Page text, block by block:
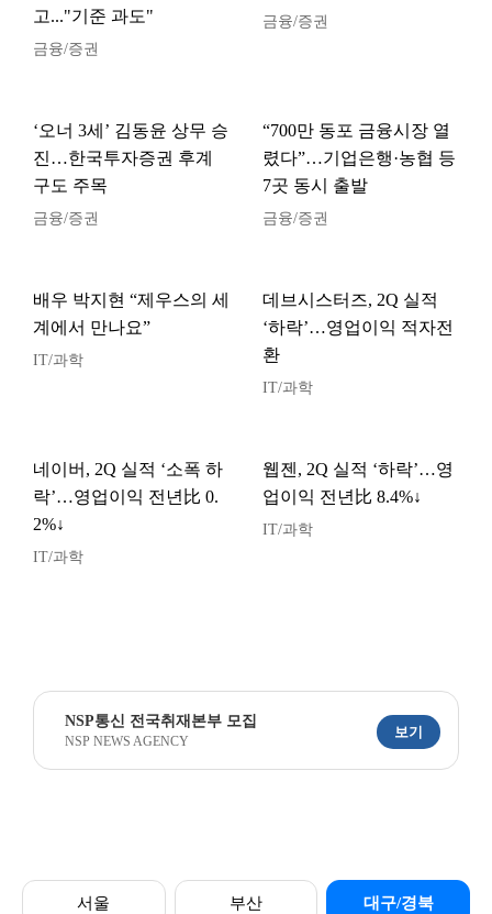
고..."기준 과도"
금융/증권
금융/증권
‘오너 3세’ 김동윤 상무 승
진…한국투자증권 후계
구도 주목
금융/증권
“700만 동포 금융시장 열
렸다”…기업은행·농협 등
7곳 동시 출발
금융/증권
배우 박지현 “제우스의 세
계에서 만나요”
IT/과학
데브시스터즈, 2Q 실적
‘하락’…영업이익 적자전
환
IT/과학
네이버, 2Q 실적 ‘소폭 하
락’…영업이익 전년比 0.
2%↓
IT/과학
웹젠, 2Q 실적 ‘하락’…영
업이익 전년比 8.4%↓
IT/과학
NSP통신 전국취재본부 모집
NSP NEWS AGENCY
보기
서울 부산 대구/경북